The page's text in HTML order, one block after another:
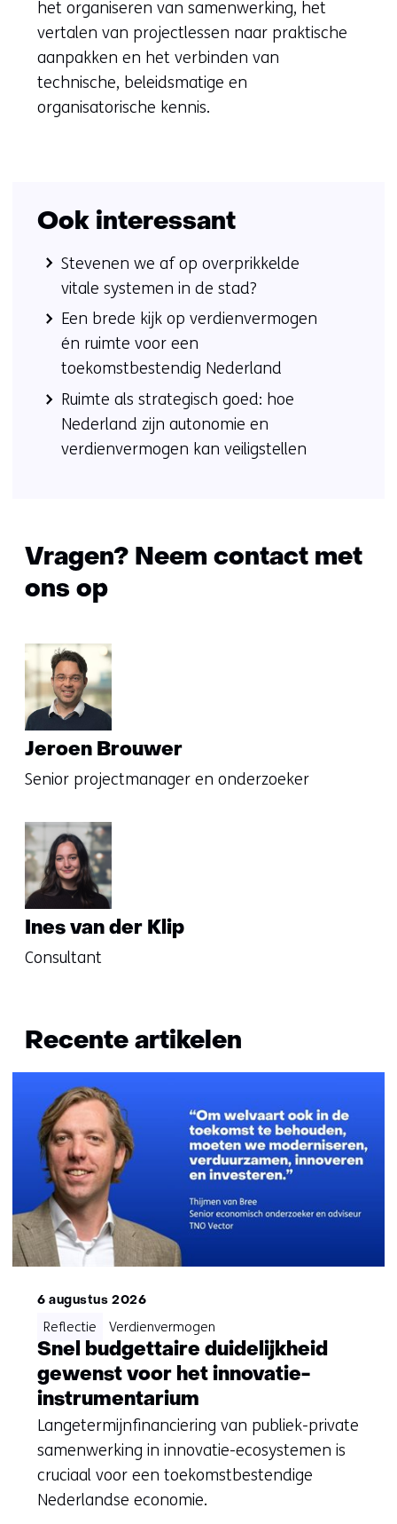
het organiseren van samenwerking, het
vertalen van projectlessen naar praktische
aanpakken en het verbinden van
technische, beleidsmatige en
organisatorische kennis.
Ook interessant
Stevenen we af op overprikkelde
vitale systemen in de stad?
Een brede kijk op verdienvermogen
én ruimte voor een
toekomstbestendig Nederland
Ruimte als strategisch goed: hoe
Nederland zijn autonomie en
verdienvermogen kan veiligstellen
Vragen? Neem contact met
ons op
Jeroen Brouwer
Senior projectmanager en onderzoeker
Ines van der Klip
Consultant
Recente artikelen
6 augustus 2026
Snel budgettaire duidelijkheid
gewenst voor het innovatie-
instrumentarium
Langetermijnfinanciering van publiek-private
samenwerking in innovatie-ecosystemen is
cruciaal voor een toekomstbestendige
Nederlandse economie.
Reflectie Verdienvermogen